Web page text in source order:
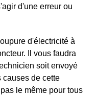
d'une erreur ou
d'électricité à
Il vous faudra
soit envoyé
causes de cette
le même pour tous